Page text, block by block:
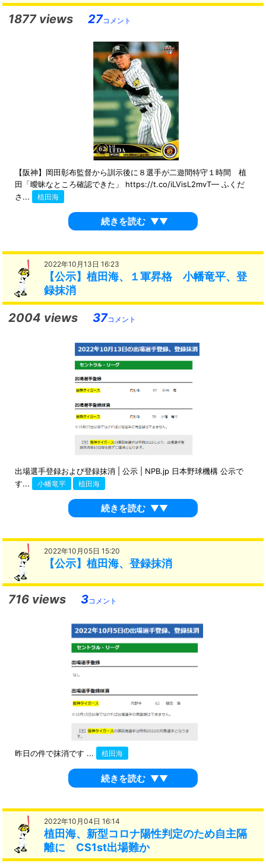
1877 views 27コメント
【阪神】岡田彰布監督から訓示後に８選手が二遊間特守１時間 植
田「曖昧なところ確認できた」 https://t.co/iLVisL2mvT— ふくだ
さ...
植田海
続きを読む ▼▼
2022年10月13日 16:23
【公示】植田海、１軍昇格 小幡竜平、登
録抹消
2004 views 37コメント
出場選手登録および登録抹消 | 公示 | NPB.jp 日本野球機構 公示で
す...
小幡竜平 植田海
続きを読む ▼▼
2022年10月05日 15:20
【公示】植田海、登録抹消
716 views 3コメント
昨日の件で抹消です ... 植田海
続きを読む ▼▼
2022年10月04日 16:14
植田海、新型コロナ陽性判定のため自主隔
離に CS1st出場難か